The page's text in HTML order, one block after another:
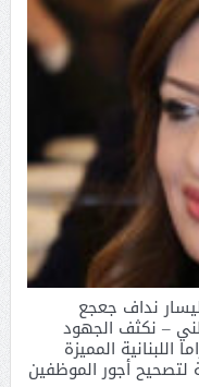
نداف جعجع
– نكثف الجهود
العالم 2026 – الدراما اللبنانية المميزة
أجور الموظفين